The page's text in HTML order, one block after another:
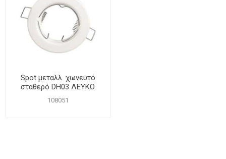
Spot μεταλλ. χωνευτό
σταθερό DH03 ΛΕΥΚΟ
108051